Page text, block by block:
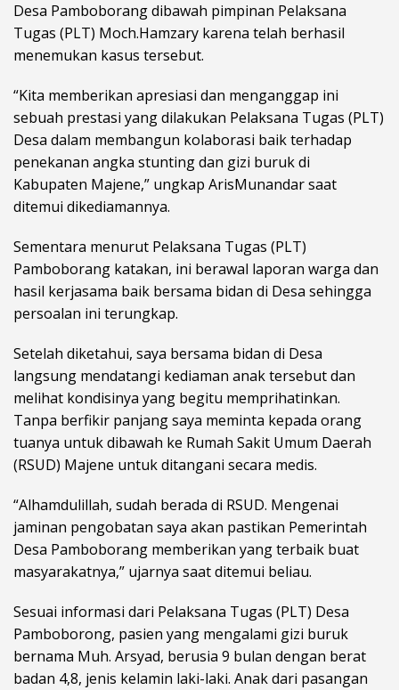
Desa Pamboborang dibawah pimpinan Pelaksana
Tugas (PLT) Moch.Hamzary karena telah berhasil
menemukan kasus tersebut.
“Kita memberikan apresiasi dan menganggap ini
sebuah prestasi yang dilakukan Pelaksana Tugas (PLT)
Desa dalam membangun kolaborasi baik terhadap
penekanan angka stunting dan gizi buruk di
Kabupaten Majene,” ungkap ArisMunandar saat
ditemui dikediamannya.
Sementara menurut Pelaksana Tugas (PLT)
Pamboborang katakan, ini berawal laporan warga dan
hasil kerjasama baik bersama bidan di Desa sehingga
persoalan ini terungkap.
Setelah diketahui, saya bersama bidan di Desa
langsung mendatangi kediaman anak tersebut dan
melihat kondisinya yang begitu memprihatinkan.
Tanpa berfikir panjang saya meminta kepada orang
tuanya untuk dibawah ke Rumah Sakit Umum Daerah
(RSUD) Majene untuk ditangani secara medis.
“Alhamdulillah, sudah berada di RSUD. Mengenai
jaminan pengobatan saya akan pastikan Pemerintah
Desa Pamboborang memberikan yang terbaik buat
masyarakatnya,” ujarnya saat ditemui beliau.
Sesuai informasi dari Pelaksana Tugas (PLT) Desa
Pamboborong, pasien yang mengalami gizi buruk
bernama Muh. Arsyad, berusia 9 bulan dengan berat
badan 4,8, jenis kelamin laki-laki. Anak dari pasangan